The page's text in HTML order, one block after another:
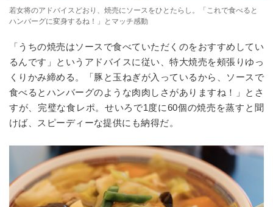
若女将のアドバイスどおり、焼売にソースをひとたらし。「これで食べると
ハンバーグに変身するね！」とマッチ感動
「うちの焼売はソースで食べていただくのをおすすめしてい
るんです」というアドバイスに従い、特大焼売を頰張りゆっ
くりかみ締める。「豚と玉ねぎが入っているから、ソースで
食べるとハンバーグのような肉肉しさがありますね！」とさ
すが、完璧な食レポ。せいろで1度に60個の焼売を蒸すと聞
けば、スピーディーな提供にも納得だ。